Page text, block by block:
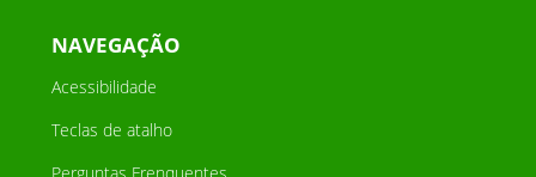
NAVEGAÇÃO
Acessibilidade
Teclas de atalho